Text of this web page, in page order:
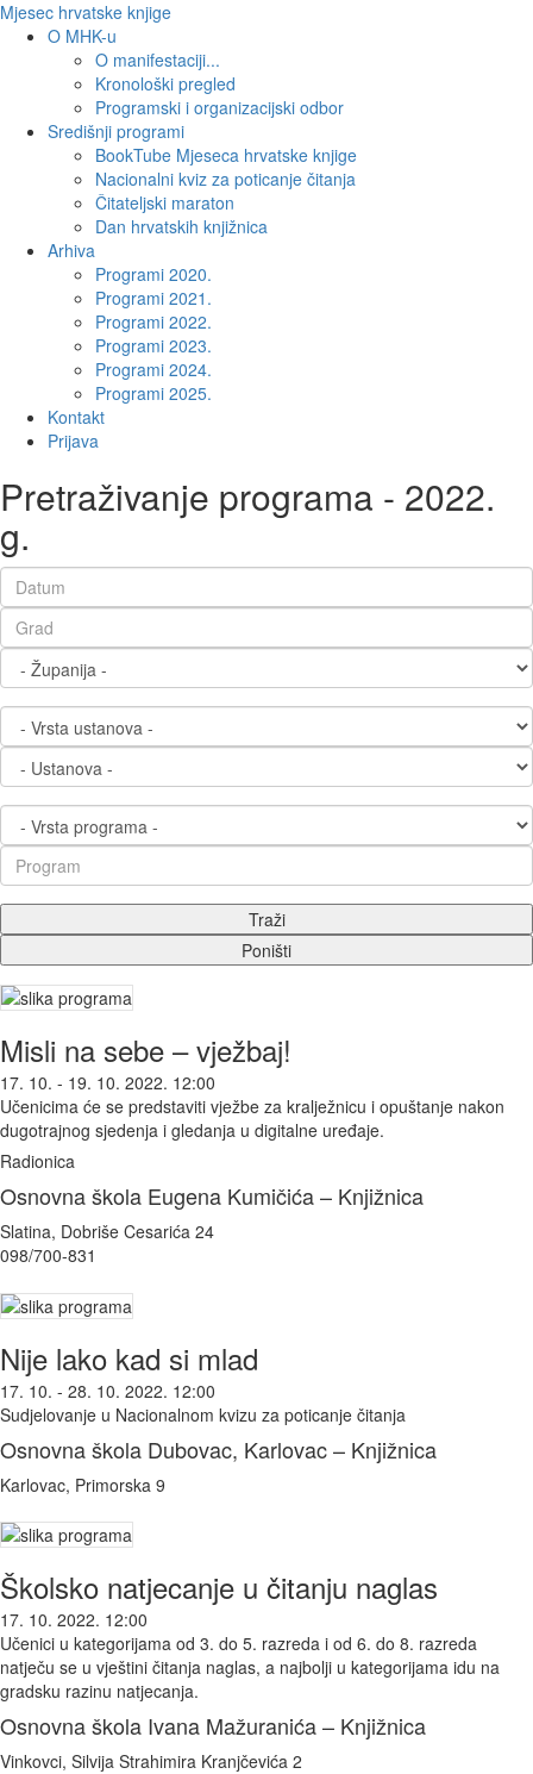
Mjesec hrvatske knjige
O MHK-u
O manifestaciji...
Kronološki pregled
Programski i organizacijski odbor
Središnji programi
BookTube Mjeseca hrvatske knjige
Nacionalni kviz za poticanje čitanja
Čitateljski maraton
Dan hrvatskih knjižnica
Arhiva
Programi 2020.
Programi 2021.
Programi 2022.
Programi 2023.
Programi 2024.
Programi 2025.
Kontakt
Prijava
Pretraživanje programa - 2022.
g.
Misli na sebe – vježbaj!
17. 10. - 19. 10. 2022. 12:00
Učenicima će se predstaviti vježbe za kralježnicu i opuštanje nakon
dugotrajnog sjedenja i gledanja u digitalne uređaje.
Radionica
Osnovna škola Eugena Kumičića – Knjižnica
Slatina, Dobriše Cesarića 24
098/700-831
Nije lako kad si mlad
17. 10. - 28. 10. 2022. 12:00
Sudjelovanje u Nacionalnom kvizu za poticanje čitanja
Osnovna škola Dubovac, Karlovac – Knjižnica
Karlovac, Primorska 9
Školsko natjecanje u čitanju naglas
17. 10. 2022. 12:00
Učenici u kategorijama od 3. do 5. razreda i od 6. do 8. razreda
natječu se u vještini čitanja naglas, a najbolji u kategorijama idu na
gradsku razinu natjecanja.
Osnovna škola Ivana Mažuranića – Knjižnica
Vinkovci, Silvija Strahimira Kranjčevića 2